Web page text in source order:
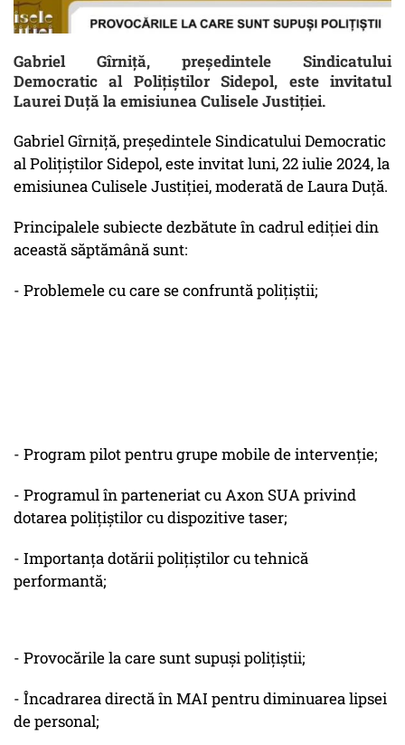
Gabriel Gîrniță, președintele Sindicatului
Democratic al Polițiștilor Sidepol, este invitatul
Laurei Duță la emisiunea Culisele Justiției.
Gabriel Gîrniță, președintele Sindicatului Democratic
al Polițiștilor Sidepol, este invitat luni, 22 iulie 2024, la
emisiunea Culisele Justiției, moderată de Laura Duță.
Principalele subiecte dezbătute în cadrul ediției din
această săptămână sunt:
- Problemele cu care se confruntă polițiștii;
- Program pilot pentru grupe mobile de intervenție;
- Programul în parteneriat cu Axon SUA privind
dotarea polițiștilor cu dispozitive taser;
- Importanța dotării polițiștilor cu tehnică
performantă;
- Provocările la care sunt supuși polițiștii;
- Încadrarea directă în MAI pentru diminuarea lipsei
de personal;